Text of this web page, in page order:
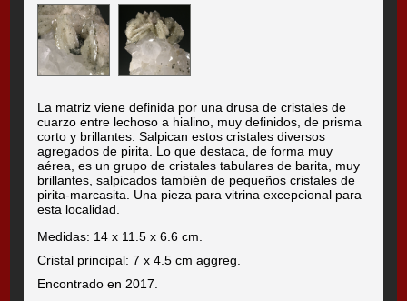
La matriz viene definida por una drusa de cristales de
cuarzo entre lechoso a hialino, muy definidos, de prisma
corto y brillantes. Salpican estos cristales diversos
agregados de pirita. Lo que destaca, de forma muy
aérea, es un grupo de cristales tabulares de barita, muy
brillantes, salpicados también de pequeños cristales de
pirita-marcasita. Una pieza para vitrina excepcional para
esta localidad.
Medidas: 14 x 11.5 x 6.6 cm.
Cristal principal: 7 x 4.5 cm aggreg.
Encontrado en 2017.